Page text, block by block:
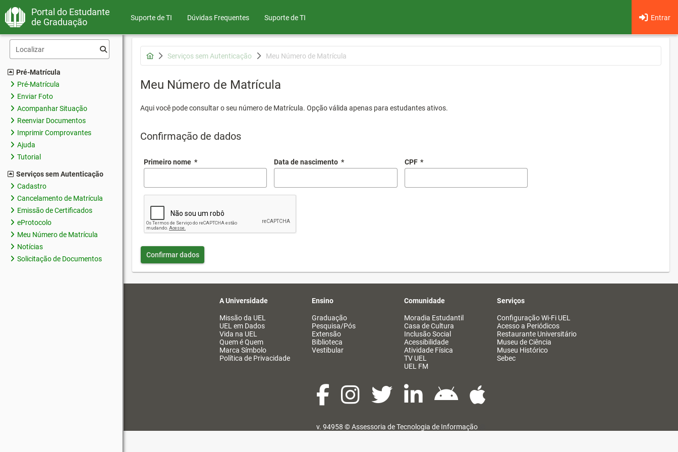
Portal do Estudante
de Graduação
Suporte de TI Dúvidas Frequentes Entrar
Suporte de TI
Pré-Matrícula
Pré-Matrícula
Enviar Foto
Acompanhar Situação
Reenviar Documentos
Imprimir Comprovantes
Ajuda
Tutorial
Serviços sem Autenticação
Cadastro
Cancelamento de Matrícula
Emissão de Certificados
eProtocolo
Meu Número de Matrícula
Notícias
Solicitação de Documentos
Serviços sem Autenticação Meu Número de Matrícula
Meu Número de Matrícula
Aqui você pode consultar o seu número de Matrícula. Opção válida apenas para estudantes ativos.
Confirmação de dados
Primeiro nome * Data de nascimento * CPF *
Confirmar dados
A Universidade
Missão da UEL
UEL em Dados
Vida na UEL
Quem é Quem
Marca Símbolo
Política de Privacidade
Ensino
Graduação
Pesquisa/Pós
Extensão
Biblioteca
Vestibular
Comunidade
Moradia Estudantil
Casa de Cultura
Inclusão Social
Acessibilidade
Atividade Física
TV UEL
UEL FM
Serviços
Configuração Wi-Fi UEL
Acesso a Periódicos
Restaurante Universitário
Museu de Ciência
Museu Histórico
Sebec
v. 94958 ©Assessoria de Tecnologia de Informação